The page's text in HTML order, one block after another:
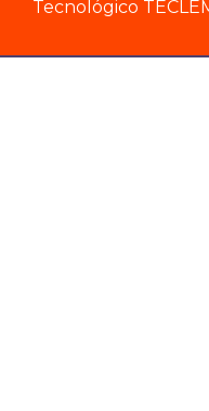
Tecnológico